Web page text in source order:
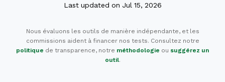
Last updated on Jul 15, 2026
Nous évaluons les outils de manière indépendante, et les
commissions aident à financer nos tests. Consultez notre
politique de transparence, notre méthodologie ou suggérez un
outil.